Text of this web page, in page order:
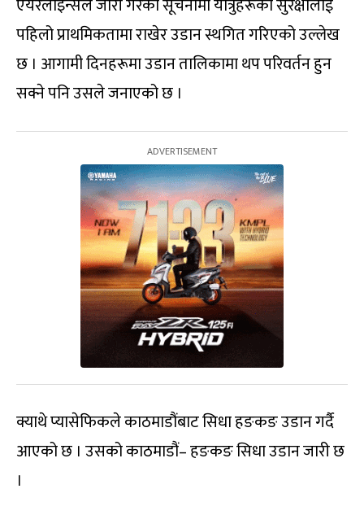
पहिलो प्राथमिकतामा राखेर उडान स्थगित गरिएको उल्लेख
छ । आगामी दिनहरूमा उडान तालिकामा थप परिवर्तन हुन
सक्ने पनि उसले जनाएको छ ।
क्याथे प्यासेफिकले काठमाडौंबाट सिधा हङकङ उडान गर्दै
आएको छ । उसको काठमाडौं– हङकङ सिधा उडान जारी छ
।